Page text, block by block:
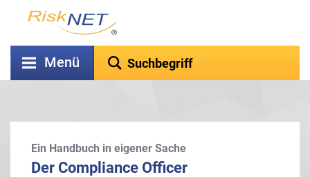
Menü
Ein Handbuch in eigener Sache
Der Compliance Officer